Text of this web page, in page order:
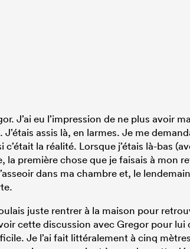
J’ai eu l’impression de ne plus avoir
assis là, en larmes. Je me
c’était la réalité. Lorsque j’étais là-bas
la première chose que je faisais à mon
dans ma chambre et, le
juste rentrer à la maison pour
cette discussion avec Gregor pour lui
Je l’ai fait littéralement à cinq